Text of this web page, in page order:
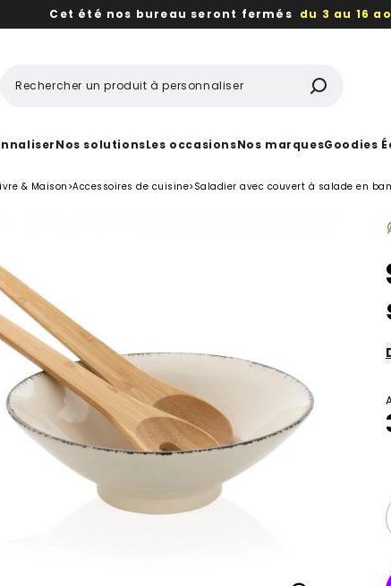
Cet été nos bureau seront fermés du 3 au 16
Nos solutionsLes occasionsNos marquesGoodies
& Maison >Accessoires de cuisine>Saladier avec couvert à salade en